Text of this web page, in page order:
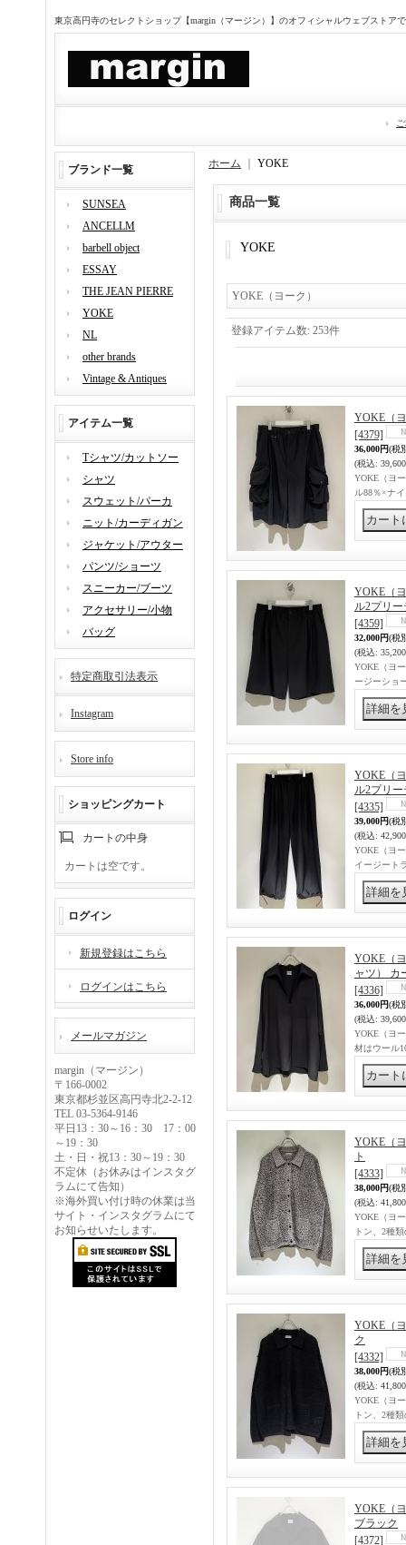
東京高円寺のセレクトショップ【margin（マージン）】のオフィシャルウェブストア
ブランド一覧
SUNSEA
ANCELLM
barbell object
ESSAY
THE JEAN PIERRE
YOKE
NL
other brands
Vintage & Antiques
アイテム一覧
Tシャツ/カットソー
シャツ
スウェット/パーカ
ニット/カーディガン
ジャケット/アウター
パンツ/ショーツ
スニーカー/ブーツ
アクセサリー/小物
バッグ
特定商取引法表示
Instagram
Store info
ショッピングカート
カートの中身
カートは空です。
ログイン
新規登録はこちら
ログインはこちら
メールマガジン
margin（マージン）
〒166-0002
東京都杉並区高円寺北2-2-12
TEL 03-5364-9146
平日13：30～16：30 17：00
～19：30
土・日・祝13：30～19：30
不定休（お休みはインスタグ
ラムにて告知）
※海外買い付け時の休業は当
サイト・インスタグラムにて
お知らせいたします。
ホーム YOKE
商品一覧
YOKE
YOKE（ヨーク）
登録アイテム数: 253件
YOKE（
[4379]
36,000円(税
(税込:
YOKE（ヨ
ル88％×ナ
YOKE（
ル2プリ
[4359]
32,000円(税
(税込:
YOKE（ヨ
ージーショ
YOKE（
ル2プリ
[4335]
39,000円(税
(税込:
YOKE（ヨ
イージート
YOKE（
ャツ） カ
[4336]
36,000円(税
(税込:
YOKE（ヨ
材はウール
YOKE（
ト
[4333]
38,000円(税
(税込:
YOKE（ヨ
トン、2種
YOKE（
ク
[4332]
38,000円(税
(税込:
YOKE（ヨ
トン、2種
YOKE（
ブラック
[4372]